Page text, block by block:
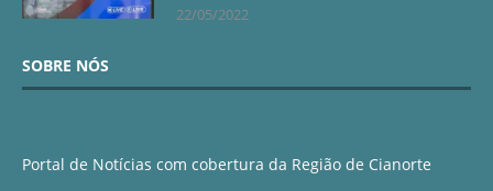
22/05/2022
SOBRE NÓS
Portal de Notícias com cobertura da Região de Cianorte